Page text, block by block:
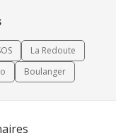
La Redoute
Boulanger